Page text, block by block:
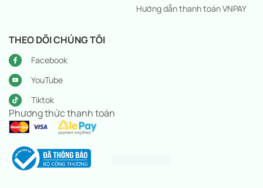
Hướng dẫn thanh toán VNPAY
THEO DÕI CHÚNG TÔI
Facebook
YouTube
Tiktok
Phương thức thanh toán